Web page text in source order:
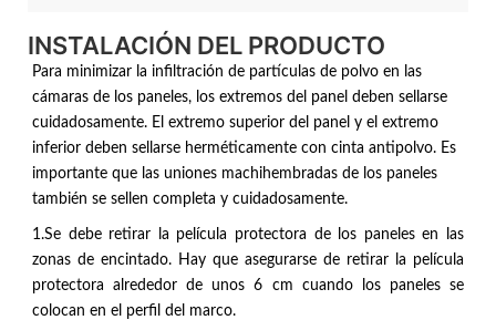
INSTALACIÓN DEL PRODUCTO
Para minimizar la infiltración de partículas de polvo en las
cámaras de los paneles, los extremos del panel deben sellarse
cuidadosamente. El extremo superior del panel y el extremo
inferior deben sellarse herméticamente con cinta antipolvo. Es
importante que las uniones machihembradas de los paneles
también se sellen completa y cuidadosamente.
1.Se debe retirar la película protectora de los paneles en las
zonas de encintado. Hay que asegurarse de retirar la película
protectora alrededor de unos 6 cm cuando los paneles se
colocan en el perfil del marco.